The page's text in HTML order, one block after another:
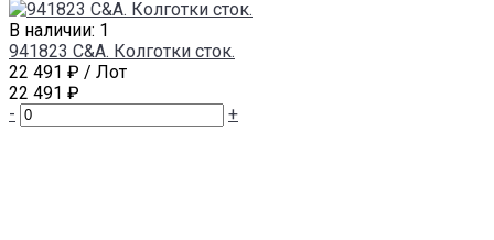
В наличии: 1
941823 C&A. Колготки сток.
22 491 ₽ / Лот
22 491 ₽
-
+